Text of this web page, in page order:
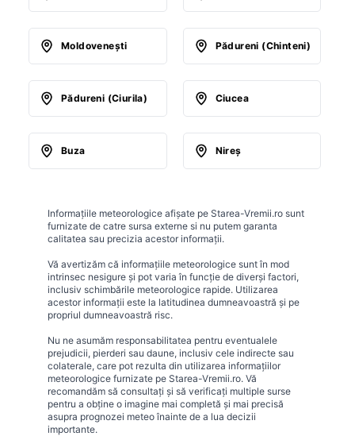
Moldoveneşti Pădureni (Chinteni)
Pădureni (Ciurila) Ciucea
Buza Nireş
Informațiile meteorologice afișate pe Starea-Vremii.ro sunt
furnizate de catre sursa externe si nu putem garanta
calitatea sau precizia acestor informații.
Vă avertizăm că informațiile meteorologice sunt în mod
intrinsec nesigure și pot varia în funcție de diverși factori,
inclusiv schimbările meteorologice rapide. Utilizarea
acestor informații este la latitudinea dumneavoastră și pe
propriul dumneavoastră risc.
Nu ne asumăm responsabilitatea pentru eventualele
prejudicii, pierderi sau daune, inclusiv cele indirecte sau
colaterale, care pot rezulta din utilizarea informațiilor
meteorologice furnizate pe Starea-Vremii.ro. Vă
recomandăm să consultați și să verificați multiple surse
pentru a obține o imagine mai completă și mai precisă
asupra prognozei meteo înainte de a lua decizii
importante.